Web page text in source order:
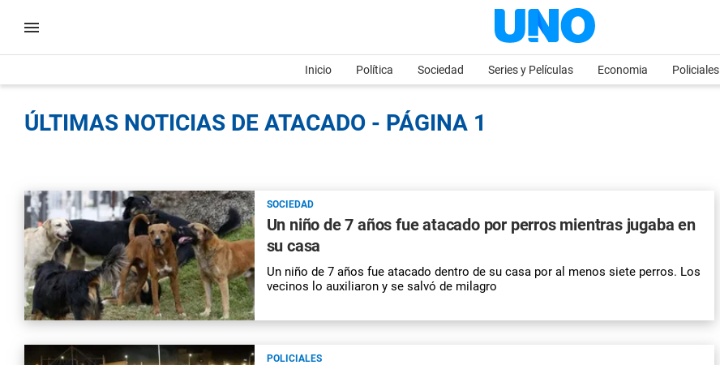
Inicio Política Sociedad Series y Películas Economia Policiales
ÚLTIMAS NOTICIAS DE ATACADO - PÁGINA 1
SOCIEDAD
Un niño de 7 años fue atacado por perros mientras jugaba en
su casa
Un niño de 7 años fue atacado dentro de su casa por al menos siete perros. Los
vecinos lo auxiliaron y se salvó de milagro
POLICIALES